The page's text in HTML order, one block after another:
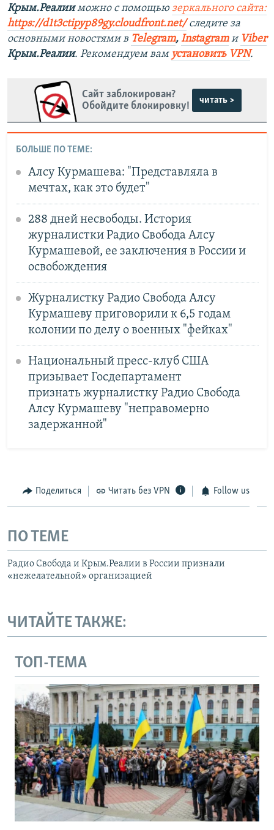
Крым.Реалииможно с помощью зеркального сайта:
https://d1t3ctipyp89gy.cloudfront.net/следите за
основными новостями в Telegram, Instagramи Viber
Крым.Реалии. Рекомендуем вам установить VPN.
Сайт заблокирован?
Обойдите блокировку!
читать >
БОЛЬШЕ ПО ТЕМЕ:
Алсу Курмашева: "Представляла в
мечтах, как это будет"
288 дней несвободы. История
журналистки Радио Свобода Алсу
Курмашевой, ее заключения в России и
освобождения
Журналистку Радио Свобода Алсу
Курмашеву приговорили к 6,5 годам
колонии по делу о военных "фейках"
Национальный пресс-клуб США
призывает Госдепартамент
признать журналистку Радио Свобода
Алсу Курмашеву "неправомерно
задержанной"
Поделиться Читать без VPN Follow us
ПО ТЕМЕ
Радио Свобода и Крым.Реалии в России признали
«нежелательной» организацией
ЧИТАЙТЕ ТАКЖЕ:
ТОП-ТЕМА